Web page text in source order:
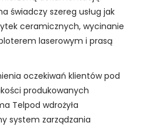
świadczy szereg usług jak
ceramicznych, wycinanie
laserowym i prasą
oczekiwań klientów pod
produkowanych
Telpod wdrożyła
system zarządzania